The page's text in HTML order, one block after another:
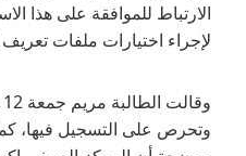
الارتباط للموافقة على هذا
لإجراء اختيارات ملفات تعريف
وتحرص على التسجيل فيها،